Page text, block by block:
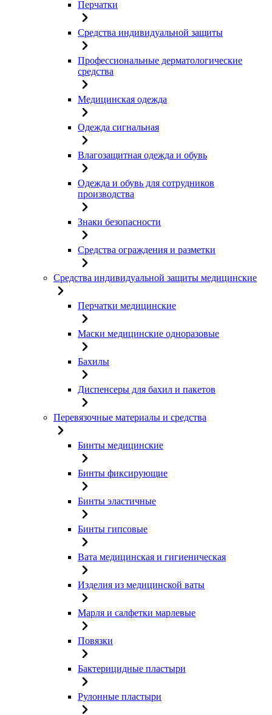
Перчатки
Средства индивидуальной защиты
Профессиональные дерматологические
средства
Медицинская одежда
Одежда сигнальная
Влагозащитная одежда и обувь
Одежда и обувь для сотрудников
производства
Знаки безопасности
Средства ограждения и разметки
Средства индивидуальной защиты медицинские
Перчатки медицинские
Маски медицинские одноразовые
Бахилы
Диспенсеры для бахил и пакетов
Перевязочные материалы и средства
Бинты медицинские
Бинты фиксирующие
Бинты эластичные
Бинты гипсовые
Вата медицинская и гигиеническая
Изделия из медицинской ваты
Марля и салфетки марлевые
Повязки
Бактерицидные пластыри
Рулонные пластыри